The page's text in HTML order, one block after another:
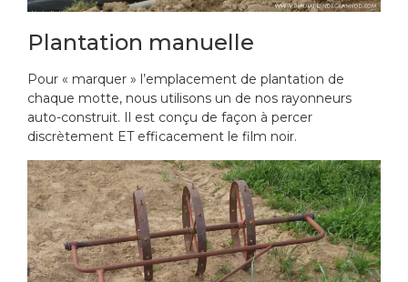
Plantation manuelle
Pour « marquer » l’emplacement de plantation de
chaque motte, nous utilisons un de nos rayonneurs
auto-construit. Il est conçu de façon à percer
discrètement ET efficacement le film noir.